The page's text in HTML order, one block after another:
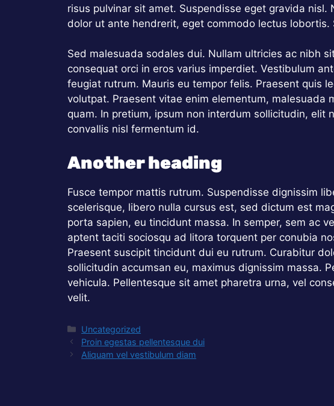
risus pulvinar sit amet. Suspendisse eget gravida
dolor ut ante hendrerit, eget commodo lectus
Sed malesuada sodales dui. Nullam ultricies ac nibh
consequat orci in eros varius imperdiet. Vestibulum
feugiat rutrum. Mauris eu tempor felis. Praesent quis
volutpat. Praesent vitae enim elementum, malesuada
quam. In pretium, ipsum non interdum sollicitudin,
convallis nisl fermentum id.
Another heading
Fusce tempor mattis rutrum. Suspendisse dignissim
scelerisque, libero nulla cursus est, sed dictum est
porta sapien, eu tincidunt massa. In semper, sem ac
aptent taciti sociosqu ad litora torquent per conubia
Praesent suscipit tincidunt dui eu rutrum. Curabitur
sollicitudin accumsan eu, maximus dignissim massa.
vehicula. Pellentesque sit amet pharetra urna, vel
velit.
Catégories
Uncategorized
Proin egestas pellentesque dui
Aliquam vel vestibulum diam